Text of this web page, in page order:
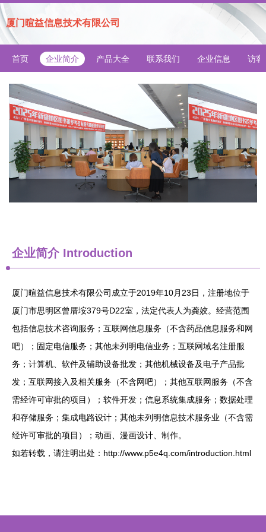
厦门暄益信息技术有限公司
首页 企业简介 产品大全 联系我们 企业信息 访客
企业简介 Introduction
厦门暄益信息技术有限公司成立于2019年10月23日，注册地位于
厦门市思明区曾厝垵379号D22室，法定代表人为龚姣。经营范围
包括信息技术咨询服务；互联网信息服务（不含药品信息服务和网
吧）；固定电信服务；其他未列明电信业务；互联网域名注册服
务；计算机、软件及辅助设备批发；其他机械设备及电子产品批
发；互联网接入及相关服务（不含网吧）；其他互联网服务（不含
需经许可审批的项目）；软件开发；信息系统集成服务；数据处理
和存储服务；集成电路设计；其他未列明信息技术服务业（不含需
经许可审批的项目）；动画、漫画设计、制作。
如若转载，请注明出处：http://www.p5e4q.com/introduction.html